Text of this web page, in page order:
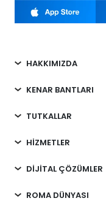
HAKKIMIZDA
KENAR BANTLARI
TUTKALLAR
HİZMETLER
DİJİTAL ÇÖZÜMLER
ROMA DÜNYASI